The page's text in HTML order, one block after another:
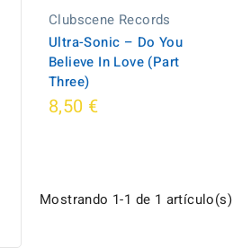
Clubscene Records
Ultra-Sonic ‎– Do You
Believe In Love (Part
Three)
8,50 €
Mostrando 1-1 de 1 artículo(s)